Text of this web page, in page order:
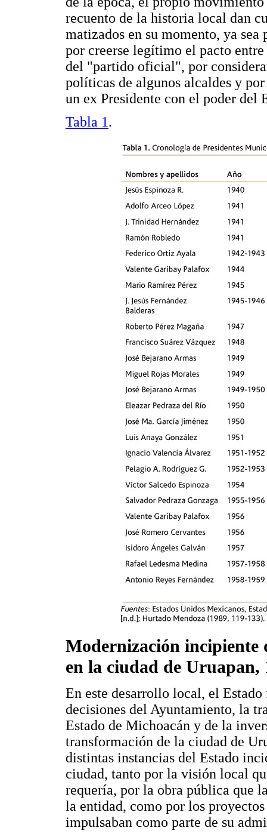
recuento de la historia local dan
matizados en su momento, ya
por creerse legítimo el pacto
del "partido oficial", por
políticas de algunos alcaldes y
un ex Presidente con el poder del
Tabla 1.
Modernización incipiente
en la ciudad de Uruapan,
En este desarrollo local, el
decisiones del Ayuntamiento, la
Estado de Michoacán y de la
transformación de la ciudad de
distintas instancias del Estado
ciudad, tanto por la visión local
requería, por la obra pública que
la entidad, como por los
impulsaban como parte de su